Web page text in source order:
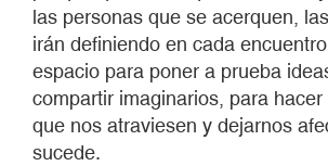
las personas que se acerquen,
irán definiendo en cada
espacio para poner a prueba
compartir imaginarios, para
que nos atraviesen y dejarnos
sucede.